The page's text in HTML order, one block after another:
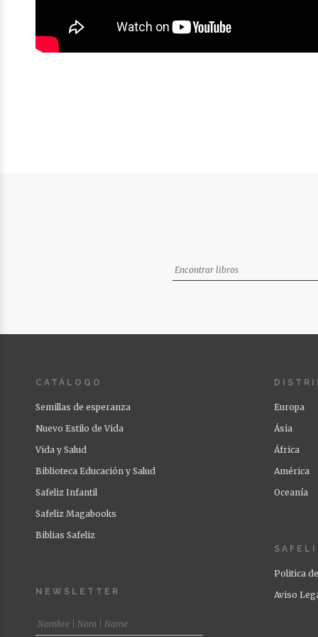
CATÁLOGO
Semillas de esperanza
Nuevo Estilo de Vida
Vida y Salud
Biblioteca Educación y Salud
Safeliz Infantil
Safeliz Magabooks
Biblias Safeliz
NEWSLETTER
Europa
Ásia
África
América
Oceanía
Politica
Aviso